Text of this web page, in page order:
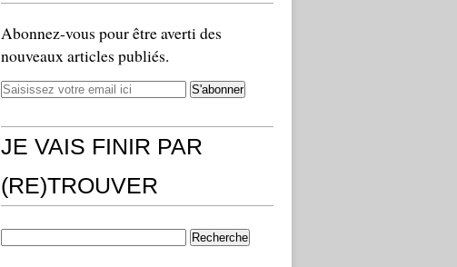
Abonnez-vous pour être averti des
nouveaux articles publiés.
JE VAIS FINIR PAR
(RE)TROUVER